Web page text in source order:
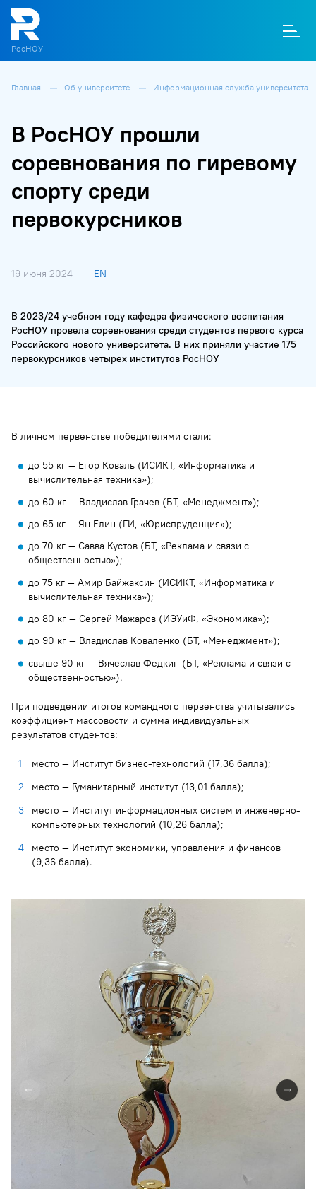
РосНОУ
Главная Об университете Информационная служба университета
В РосНОУ прошли
соревнования по гиревому
спорту среди
первокурсников
19 июня 2024 EN
В 2023/24 учебном году кафедра физического воспитания
РосНОУ провела соревнования среди студентов первого курса
Российского нового университета. В них приняли участие 175
первокурсников четырех институтов РосНОУ
В личном первенстве победителями стали:
до 55 кг — Егор Коваль (ИСИКТ, «Информатика и
вычислительная техника»);
до 60 кг — Владислав Грачев (БТ, «Менеджмент»);
до 65 кг — Ян Елин (ГИ, «Юриспруденция»);
до 70 кг — Савва Кустов (БТ, «Реклама и связи с
общественностью»);
до 75 кг — Амир Байжаксин (ИСИКТ, «Информатика и
вычислительная техника»);
до 80 кг — Сергей Мажаров (ИЭУиФ, «Экономика»);
до 90 кг — Владислав Коваленко (БТ, «Менеджмент»);
свыше 90 кг — Вячеслав Федкин (БТ, «Реклама и связи с
общественностью»).
При подведении итогов командного первенства учитывались
коэффициент массовости и сумма индивидуальных
результатов студентов:
место — Институт бизнес-технологий (17,36 балла);
место — Гуманитарный институт (13,01 балла);
место — Институт информационных систем и инженерно-
компьютерных технологий (10,26 балла);
место — Институт экономики, управления и финансов
(9,36 балла).